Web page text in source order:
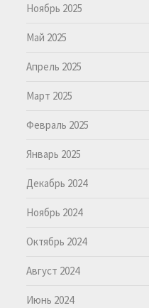
Ноябрь 2025
Май 2025
Апрель 2025
Март 2025
Февраль 2025
Январь 2025
Декабрь 2024
Ноябрь 2024
Октябрь 2024
Август 2024
Июнь 2024